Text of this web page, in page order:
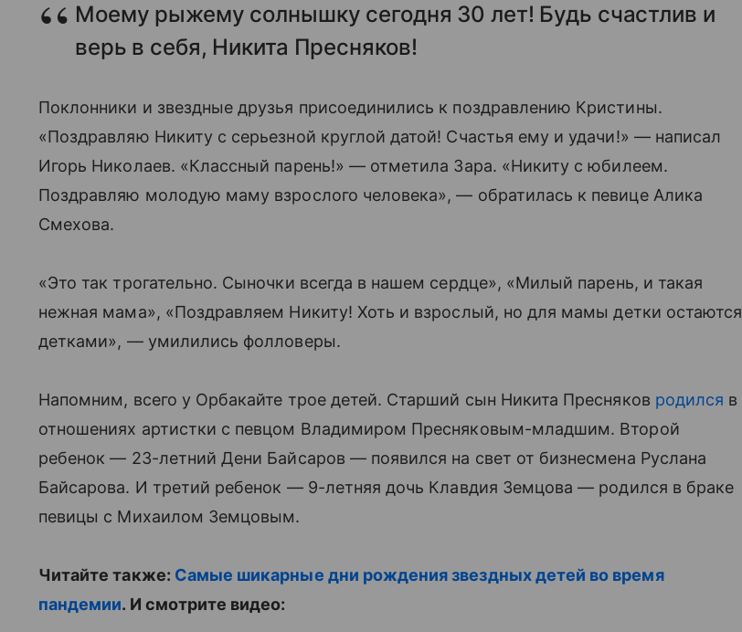
Моему рыжему солнышку сегодня 30 лет! Будь счастлив и
верь в себя, Никита Пресняков!
Поклонники и звездные друзья присоединились к поздравлению Кристины.
«Поздравляю Никиту с серьезной круглой датой! Счастья ему и удачи!» — написал
Игорь Николаев. «Классный парень!» — отметила Зара. «Никиту с юбилеем.
Поздравляю молодую маму взрослого человека», — обратилась к певице Алика
Смехова.
«Это так трогательно. Сыночки всегда в нашем сердце», «Милый парень, и такая
нежная мама», «Поздравляем Никиту! Хоть и взрослый, но для мамы детки остаются
детками», — умилились фолловеры.
Напомним, всего у Орбакайте трое детей. Старший сын Никита Пресняков родился в
отношениях артистки с певцом Владимиром Пресняковым-младшим. Второй
ребенок — 23-летний Дени Байсаров — появился на свет от бизнесмена Руслана
Байсарова. И третий ребенок — 9-летняя дочь Клавдия Земцова — родился в браке
певицы с Михаилом Земцовым.
Читайте также: Самые шикарные дни рождения звездных детей во время
пандемии. И смотрите видео: